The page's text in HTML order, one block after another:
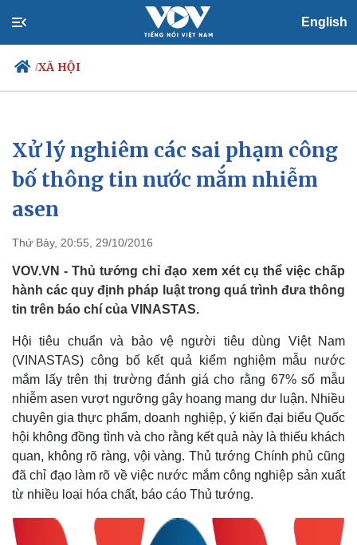
English
/XÃ HỘI
Chính trị
Đảng
Tổ chức nhân sự
Quốc hội
Xã hội
Tin 24h
Dự báo thời tiết
Xử lý nghiêm các sai phạm công
bố thông tin nước mắm nhiễm
asen
Thứ Bảy, 20:55, 29/10/2016
VOV.VN - Thủ tướng chỉ đạo xem xét cụ thể việc chấp
hành các quy định pháp luật trong quá trình đưa thông
tin trên báo chí của VINASTAS.
Hội tiêu chuẩn và bảo vệ người tiêu dùng Việt Nam
(VINASTAS) công bố kết quả kiểm nghiệm mẫu nước
mắm lấy trên thị trường đánh giá cho rằng 67% số mẫu
nhiễm asen vượt ngưỡng gây hoang mang dư luận. Nhiều
chuyên gia thực phẩm, doanh nghiệp, ý kiến đại biểu Quốc
hội không đồng tình và cho rằng kết quả này là thiếu khách
quan, không rõ ràng, vội vàng. Thủ tướng Chính phủ cũng
đã chỉ đạo làm rõ về việc nước mắm công nghiệp sản xuất
từ nhiều loại hóa chất, báo cáo Thủ tướng.